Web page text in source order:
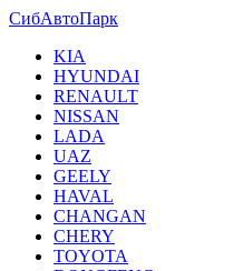
СибАвтоПарк
KIA
HYUNDAI
RENAULT
NISSAN
LADA
UAZ
GEELY
HAVAL
CHANGAN
CHERY
TOYOTA